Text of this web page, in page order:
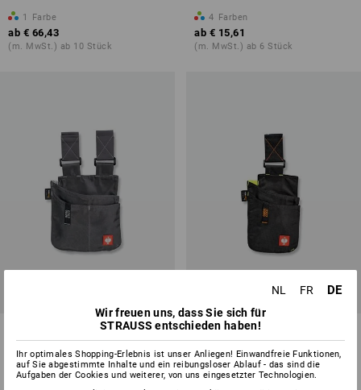
1 Farbe
ab € 66,43
(m. MwSt.) ab 10 Stück
4 Farben
ab € 15,61
(m. MwSt.) ab 6 Stück
Werkzeugtasche e.s.motion
2020, mittel
4 Farben
Werkzeugtasche e.s.motion
2020, klein
4 Farben
NL FR DE
Wir freuen uns, dass Sie sich für
STRAUSS entschieden haben!
Ihr optimales Shopping-Erlebnis ist unser Anliegen! Einwandfreie Funktionen,
auf Sie abgestimmte Inhalte und ein reibungsloser Ablauf - das sind die
Aufgaben der Cookies und weiterer, von uns eingesetzter Technologien.